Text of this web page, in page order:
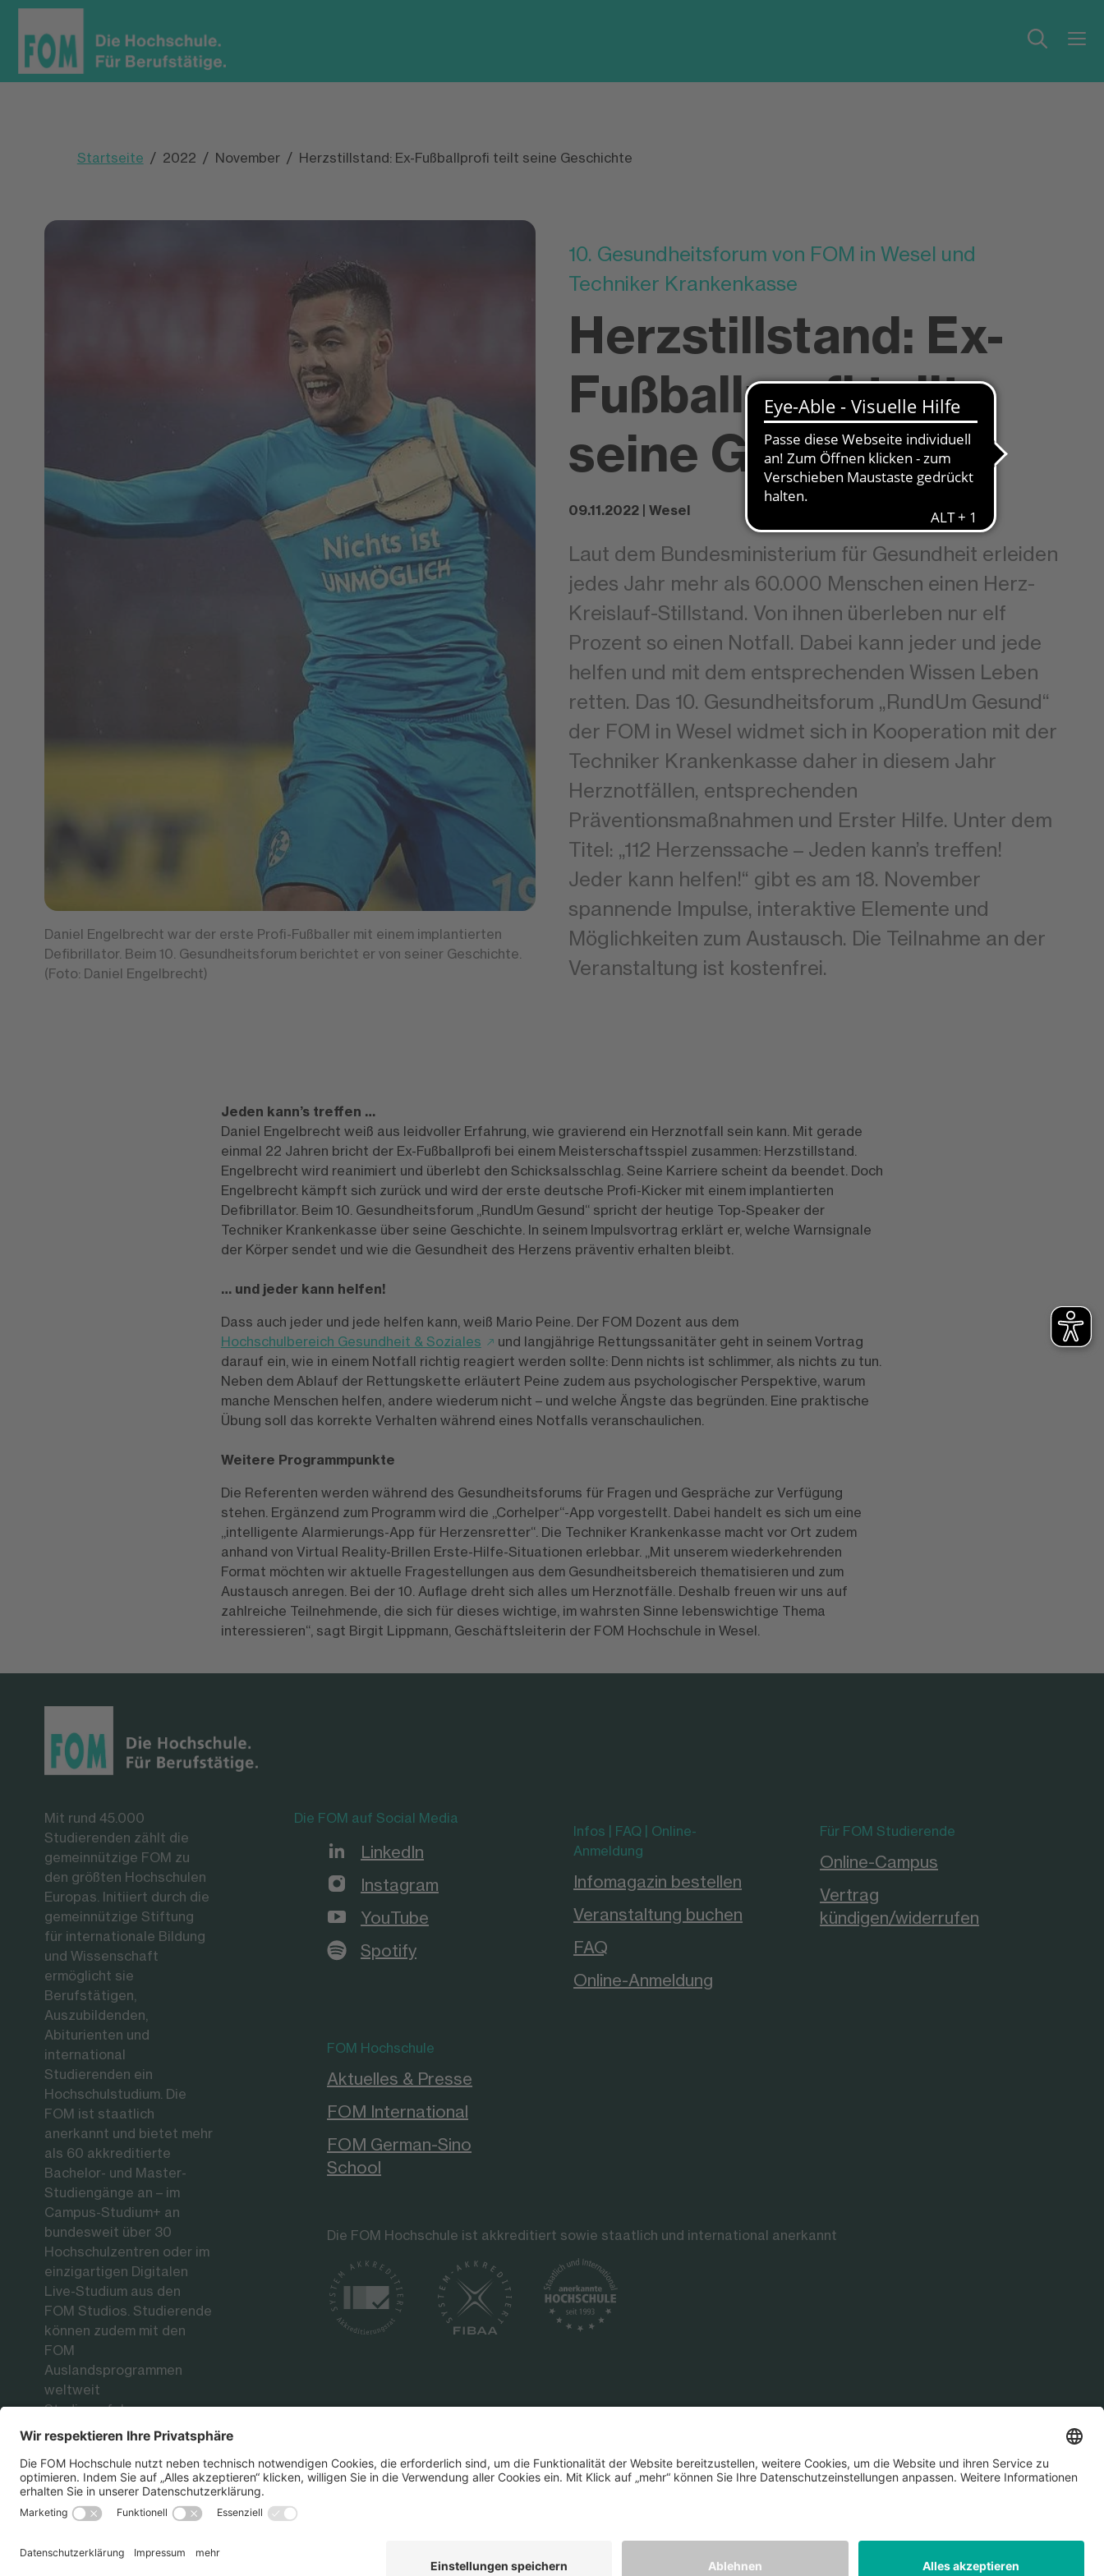
Startseite 2022 November Herzstillstand: Ex-Fußballprofi teilt seine Geschichte
Daniel Engelbrecht war der erste Profi-Fußballer mit einem implantierten
Defibrillator. Beim 10. Gesundheitsforum berichtet er von seiner Geschichte.
(Foto: Daniel Engelbrecht)
10. Gesundheitsforum von FOM in Wesel und
Techniker Krankenkasse
Herzstillstand: Ex-
Fußballprofi teilt
seine Geschichte
09.11.2022 | Wesel
Laut dem Bundesministerium für Gesundheit erleiden
jedes Jahr mehr als 60.000 Menschen einen Herz-
Kreislauf-Stillstand. Von ihnen überleben nur elf
Prozent so einen Notfall. Dabei kann jeder und jede
helfen und mit dem entsprechenden Wissen Leben
retten. Das 10. Gesundheitsforum „RundUm Gesund“
der FOM in Wesel widmet sich in Kooperation mit der
Techniker Krankenkasse daher in diesem Jahr
Herznotfällen, entsprechenden
Präventionsmaßnahmen und Erster Hilfe. Unter dem
Titel: „112 Herzenssache – Jeden kann’s treffen!
Jeder kann helfen!“ gibt es am 18. November
spannende Impulse, interaktive Elemente und
Möglichkeiten zum Austausch. Die Teilnahme an der
Veranstaltung ist kostenfrei.
Jeden kann’s treffen …
Daniel Engelbrecht weiß aus leidvoller Erfahrung, wie gravierend ein Herznotfall sein kann. Mit gerade
einmal 22 Jahren bricht der Ex-Fußballprofi bei einem Meisterschaftsspiel zusammen: Herzstillstand.
Engelbrecht wird reanimiert und überlebt den Schicksalsschlag. Seine Karriere scheint da beendet. Doch
Engelbrecht kämpft sich zurück und wird der erste deutsche Profi-Kicker mit einem implantierten
Defibrillator. Beim 10. Gesundheitsforum „RundUm Gesund“ spricht der heutige Top-Speaker der
Techniker Krankenkasse über seine Geschichte. In seinem Impulsvortrag erklärt er, welche Warnsignale
der Körper sendet und wie die Gesundheit des Herzens präventiv erhalten bleibt.
… und jeder kann helfen!
Dass auch jeder und jede helfen kann, weiß Mario Peine. Der FOM Dozent aus dem
Hochschulbereich Gesundheit & Soziales
und langjährige Rettungssanitäter geht in seinem Vortrag
darauf ein, wie in einem Notfall richtig reagiert werden sollte: Denn nichts ist schlimmer, als nichts zu tun.
Neben dem Ablauf der Rettungskette erläutert Peine zudem aus psychologischer Perspektive, warum
manche Menschen helfen, andere wiederum nicht – und welche Ängste das begründen. Eine praktische
Übung soll das korrekte Verhalten während eines Notfalls veranschaulichen.
Weitere Programmpunkte
Die Referenten werden während des Gesundheitsforums für Fragen und Gespräche zur Verfügung
stehen. Ergänzend zum Programm wird die „Corhelper“-App vorgestellt. Dabei handelt es sich um eine
„intelligente Alarmierungs-App für Herzensretter“. Die Techniker Krankenkasse macht vor Ort zudem
anhand von Virtual Reality-Brillen Erste-Hilfe-Situationen erlebbar. „Mit unserem wiederkehrenden
Format möchten wir aktuelle Fragestellungen aus dem Gesundheitsbereich thematisieren und zum
Austausch anregen. Bei der 10. Auflage dreht sich alles um Herznotfälle. Deshalb freuen wir uns auf
zahlreiche Teilnehmende, die sich für dieses wichtige, im wahrsten Sinne lebenswichtige Thema
interessieren“, sagt Birgit Lippmann, Geschäftsleiterin der FOM Hochschule in Wesel.
Mit rund 45.000
Studierenden zählt die
gemeinnützige FOM zu
den größten Hochschulen
Europas. Initiiert durch die
gemeinnützige Stiftung
für internationale Bildung
und Wissenschaft
ermöglicht sie
Berufstätigen,
Auszubildenden,
Abiturienten und
international
Studierenden ein
Hochschulstudium. Die
FOM ist staatlich
anerkannt und bietet mehr
als 60 akkreditierte
Bachelor- und Master-
Studiengänge an – im
Campus-Studium+ an
bundesweit über 30
Hochschulzentren oder im
einzigartigen Digitalen
Live-Studium aus den
FOM Studios. Studierende
können zudem mit den
FOM
Auslandsprogrammen
weltweit
Studienerfahrungen an
renommierten
Partnerhochschulen
sammeln.
Die FOM auf Social Media
LinkedIn
Instagram
YouTube
Spotify
Infos | FAQ | Online-
Anmeldung
Infomagazin bestellen
Veranstaltung buchen
FAQ
Online-Anmeldung
Für FOM Studierende
Online-Campus
Vertrag
kündigen/widerrufen
FOM Hochschule
Aktuelles & Presse
FOM International
FOM German-Sino
School
Die FOM Hochschule ist akkreditiert sowie staatlich und international anerkannt